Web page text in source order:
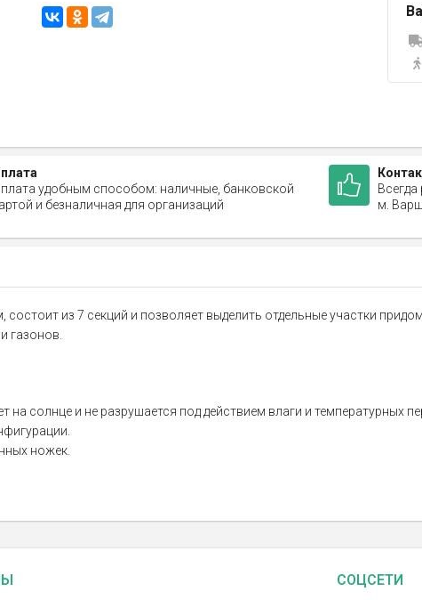
удобным способом: наличные, банковской
и безналичная для организаций
м.
из 7 секций и позволяет выделить отдельные участки
газонов.
солнце и не разрушается под действием влаги и температурных
ножек.
СОЦСЕТИ